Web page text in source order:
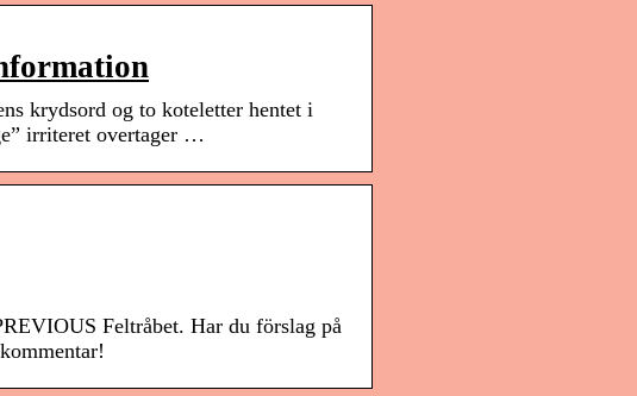
krydsord og to koteletter hentet i
irriteret overtager …
Feltråbet. Har du förslag på